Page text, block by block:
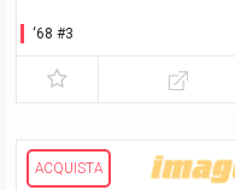
‘68 #3
ACQUISTA